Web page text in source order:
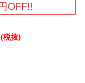
OFF!!
(税抜)